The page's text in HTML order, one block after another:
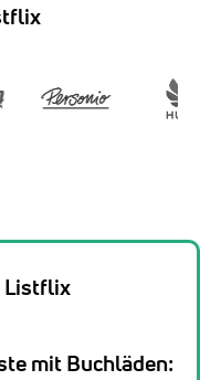
Listflix
mit Buchläden: